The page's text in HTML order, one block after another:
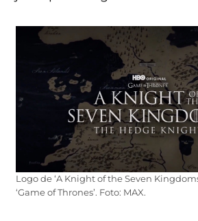
Logo de ‘A Knight of the Seven
‘Game of Thrones’. Foto: MAX.